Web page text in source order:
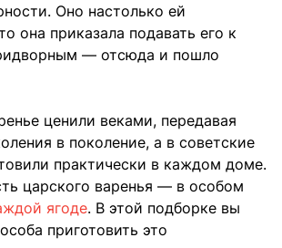
Оно настолько ей
она приказала подавать его к
— отсюда и пошло
ценили веками, передавая
в поколение, а в советские
практически в каждом доме.
царского варенья — в особом
ягоде. В этой подборке вы
приготовить это